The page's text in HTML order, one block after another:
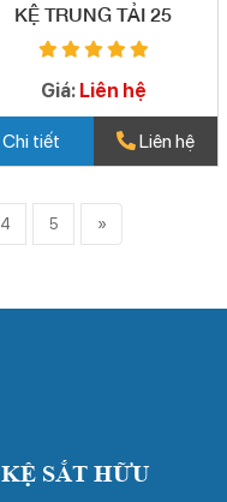
KỆ TRUNG TẢI 25
Giá: Liên hệ
Chi tiết Liên hệ
4 5 »
SẮT HỮU